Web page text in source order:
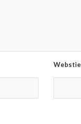
Webstie